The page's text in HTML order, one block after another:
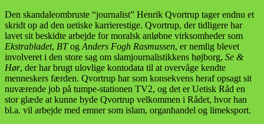
Den skandaleombruste “journalist” Henrik Qvortrup tager endnu et
skridt op ad den uetiske karrierestige. Qvortrup, der tidligere har
lavet sit beskidte arbejde for moralsk anløbne virksomheder som
Ekstrabladet, BTog Anders Fogh Rasmussen, er nemlig blevet
involveret i den store sag om slamjournalistikkens højborg, Se &
Hør, der har brugt ulovlige kontodata til at overvåge kendte
menneskers færden. Qvortrup har som konsekvens heraf opsagt sit
nuværende job på tumpe-stationen TV2, og det er Uetisk Råd en
stor glæde at kunne byde Qvortrup velkommen i Rådet, hvor han
bl.a. vil arbejde med emner som islam, organhandel og limeksport.